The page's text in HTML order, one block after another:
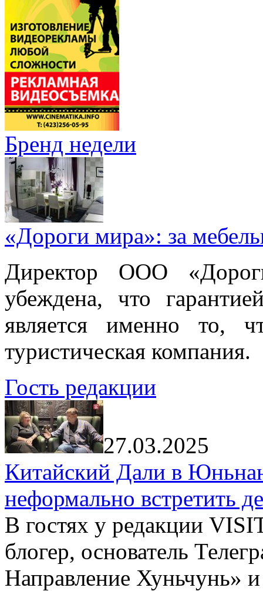
Бренд недели
«Дороги мира»: за
Директор ООО
убеждена, что
является именно то,
туристическая компания.
Гость редакции
27.03.2025
Китайский Дали в
неформально встретить
В гостях у редакции
блогер, основатель
Направление Хуньчунь»